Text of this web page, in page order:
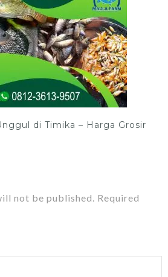
di Timika – Harga Grosir
not be published. Required